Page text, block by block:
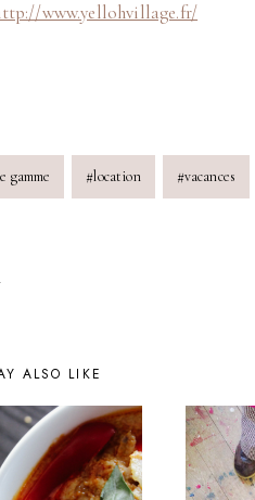
www.yellohvillage.fr/
gamme #location #vacances
ALSO LIKE